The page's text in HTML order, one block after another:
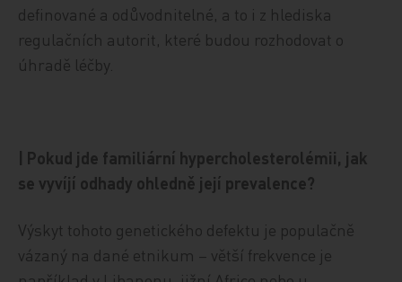
definované a odůvodnitelné, a to i z hlediska
regulačních autorit, které budou rozhodovat o
úhradě léčby.
| Pokud jde familiární hypercholesterolémii, jak
se vyvíjí odhady ohledně její prevalence?
Výskyt tohoto genetického defektu je populačně
vázaný na dané etnikum – větší frekvence je